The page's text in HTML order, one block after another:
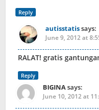
Reply
autisstatissays:
June 9, 2012 at
RALAT! gratis
Reply
BIGINAsays:
June 10, 2012 at